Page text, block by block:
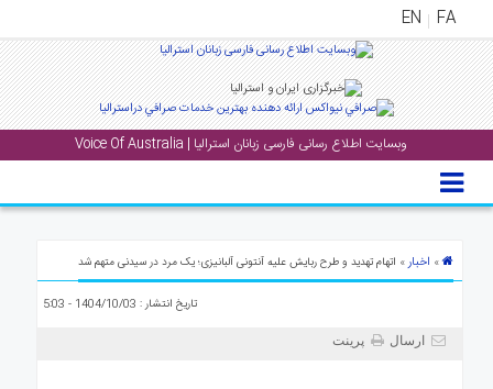
FA
EN
وبسایت اطلاع رسانی فارسی زبانان استرالیا | Voice Of Australia
منوی
اصلی
» اخبار» اتهام تهدید و طرح ربایش علیه آنتونی آلبانیزی؛ یک مرد در سیدنی متهم شد
تاریخ انتشار : 1404/10/03 - 5:03
ارسال پرینت